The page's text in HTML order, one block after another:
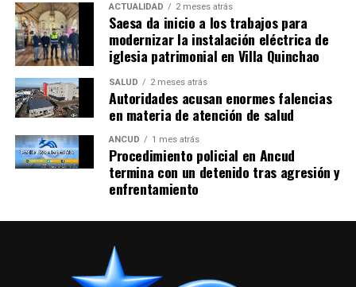
ACTUALIDAD 2 meses atrás
Saesa da inicio a los trabajos para
modernizar la instalación eléctrica de
iglesia patrimonial en Villa Quinchao
SALUD 2 meses atrás
Autoridades acusan enormes falencias
en materia de atención de salud
ANCUD 1 mes atrás
Procedimiento policial en Ancud
termina con un detenido tras agresión y
enfrentamiento